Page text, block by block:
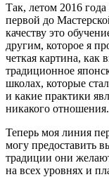
Так, летом 2016
первой до
качеству это
другим, которое я
четкая картина, как
традиционное
школах, которые
и какие практики
никакого отношения.
Теперь моя линия
могу предоставить
традиции они
на всех уровнях и